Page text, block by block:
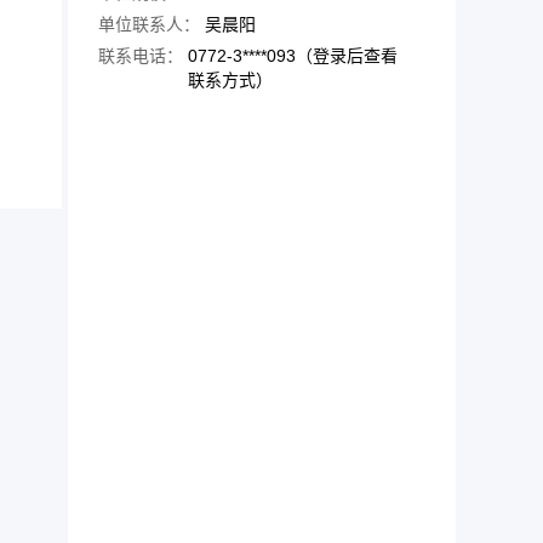
单位联系人：
吴晨阳
联系电话：
0772-3****093（登录后查看
联系方式）